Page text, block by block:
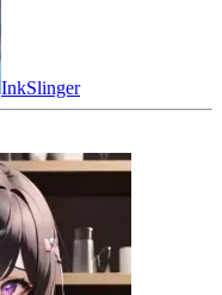
InkSlinger